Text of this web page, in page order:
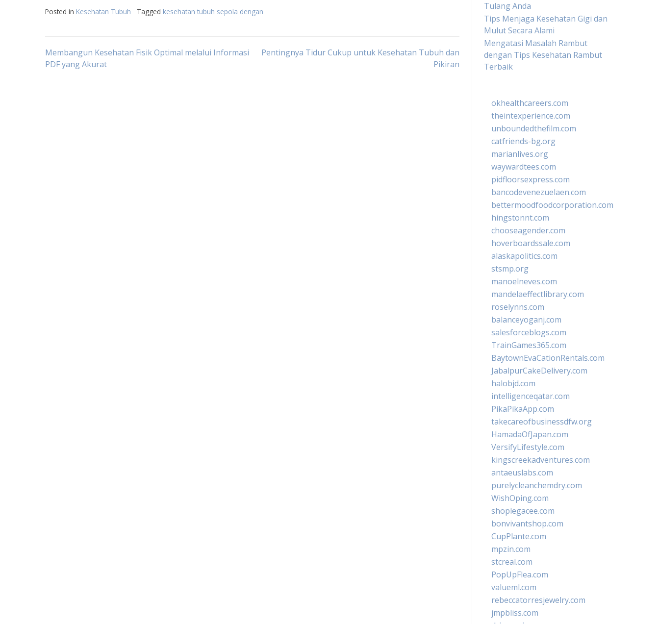
Posted in Kesehatan Tubuh Tagged kesehatan tubuh sepola dengan
Post
Membangun Kesehatan Fisik Optimal melalui Informasi
PDF yang Akurat
Pentingnya Tidur Cukup untuk Kesehatan Tubuh dan
Pikiran
Tulang Anda
Tips Menjaga Kesehatan Gigi dan
Mulut Secara Alami
Mengatasi Masalah Rambut
dengan Tips Kesehatan Rambut
Terbaik
okhealthcareers.com
theintexperience.com
unboundedthefilm.com
catfriends-bg.org
marianlives.org
waywardtees.com
pidfloorsexpress.com
bancodevenezuelaen.com
bettermoodfoodcorporation.com
hingstonnt.com
chooseagender.com
hoverboardssale.com
alaskapolitics.com
stsmp.org
manoelneves.com
mandelaeffectlibrary.com
roselynns.com
balanceyoganj.com
salesforceblogs.com
TrainGames365.com
BaytownEvaCationRentals.com
JabalpurCakeDelivery.com
halobjd.com
intelligenceqatar.com
PikaPikaApp.com
takecareofbusinessdfw.org
HamadaOfJapan.com
VersifyLifestyle.com
kingscreekadventures.com
antaeuslabs.com
purelycleanchemdry.com
WishOping.com
shoplegacee.com
bonvivantshop.com
CupPlante.com
mpzin.com
stcreal.com
PopUpFlea.com
valueml.com
rebeccatorresjewelry.com
jmpbliss.com